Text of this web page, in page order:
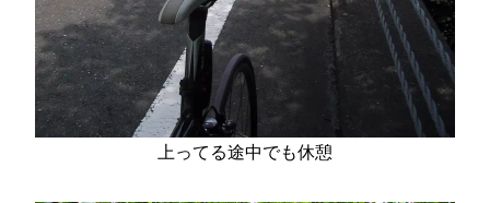
上ってる途中でも休憩